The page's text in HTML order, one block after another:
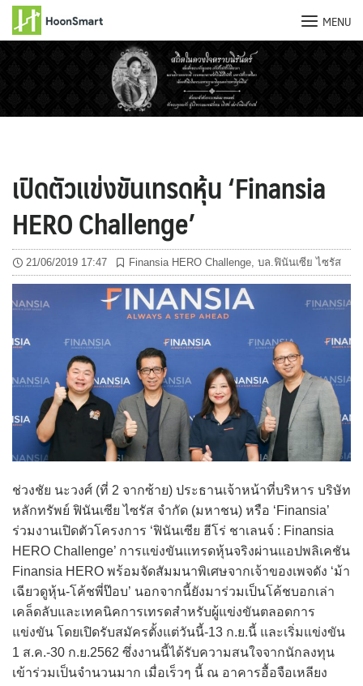
MENU
เปิดตัวแข่งขันเทรดหุ้น ‘Finansia
HERO Challenge’
21/06/2019 17:47 Finansia HERO Challenge บล.ฟินันเซีย ไซรัส
ช่วงชัย นะวงศ์ (ที่ 2 จากซ้าย) ประธานเจ้าหน้าที่บริหาร บริษัท
หลักทรัพย์ ฟินันเซีย ไซรัส จำกัด (มหาชน) หรือ ‘Finansia’
ร่วมงานเปิดตัวโครงการ ‘ฟินันเซีย ฮีโร่ ชาเลนจ์ : Finansia
HERO Challenge’ การแข่งขันแทรดหุ้นจริงผ่านแอปพลิเคชัน
Finansia HERO พร้อมจัดสัมมนาพิเศษจากเจ้าของเพจดัง ‘ม้า
เฉียวดูหุ้น-โค้ชพี่ป๊อบ’ นอกจากนี้ยังมาร่วมเป็นโค้ชบอกเล่า
เคล็ดลับและเทคนิคการเทรดสำหรับผู้แข่งขันตลอดการ
แข่งขัน โดยเปิดรับสมัครตั้งแต่วันนี้-13 ก.ย.นี้ และเริ่มแข่งขัน
1 ส.ค.-30 ก.ย.2562 ซึ่งงานนี้ได้รับความสนใจจากนักลงทุน
เข้าร่วมเป็นจำนวนมาก เมื่อเร็วๆ นี้ ณ อาคารอื้อจือเหลียง